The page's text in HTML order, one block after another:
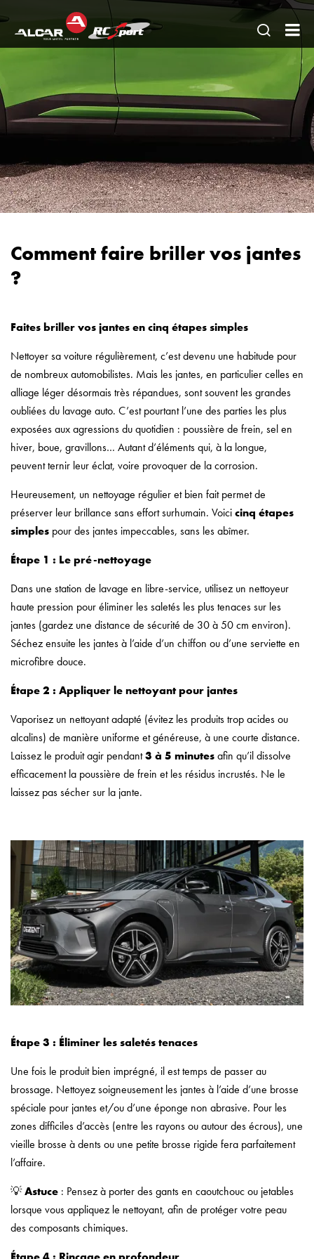
Ouvrir
une
RC
Comment faire briller vos jantes
?
Faites briller vos jantes en cinq étapes simples
Nettoyer sa voiture régulièrement, c’est devenu une habitude pour
de nombreux automobilistes. Mais les jantes, en particulier celles en
alliage léger désormais très répandues, sont souvent les grandes
oubliées du lavage auto. C’est pourtant l’une des parties les plus
exposées aux agressions du quotidien : poussière de frein, sel en
hiver, boue, gravillons… Autant d’éléments qui, à la longue,
peuvent ternir leur éclat, voire provoquer de la corrosion.
Heureusement, un nettoyage régulier et bien fait permet de
préserver leur brillance sans effort surhumain. Voicicinq étapes
simples pour des jantes impeccables, sans les abîmer.
Étape 1 : Le pré-nettoyage
Dans une station de lavage en libre-service, utilisez un nettoyeur
haute pression pour éliminer les saletés les plus tenaces sur les
jantes (gardez une distance de sécurité de 30 à 50 cm environ).
Séchez ensuite les jantes à l’aide d’un chiffon ou d’une serviette en
microfibre douce.
Étape 2 : Appliquer le nettoyant pour jantes
Vaporisez un nettoyant adapté (évitez les produits trop acides ou
alcalins) de manière uniforme et généreuse, à une courte distance.
Laissez le produit agir pendant3 à 5 minutesafin qu’il dissolve
efficacement la poussière de frein et les résidus incrustés. Ne le
laissez pas sécher sur la jante.
Étape 3 : Éliminer les saletés tenaces
Une fois le produit bien imprégné, il est temps de passer au
brossage. Nettoyez soigneusement les jantes à l’aide d’une brosse
spéciale pour jantes et/ou d’une éponge non abrasive. Pour les
zones difficiles d’accès (entre les rayons ou autour des écrous), une
vieille brosse à dents ou une petite brosse rigide fera parfaitement
l’affaire.
💡Astuce : Pensez à porter des gants en caoutchouc ou jetables
lorsque vous appliquez le nettoyant, afin de protéger votre peau
des composants chimiques.